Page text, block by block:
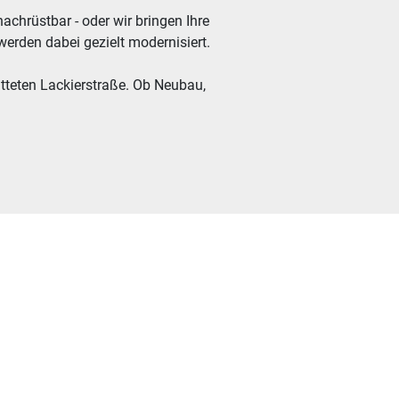
- oder wir bringen Ihre
dabei gezielt modernisiert.
Lackierstraße. Ob Neubau,